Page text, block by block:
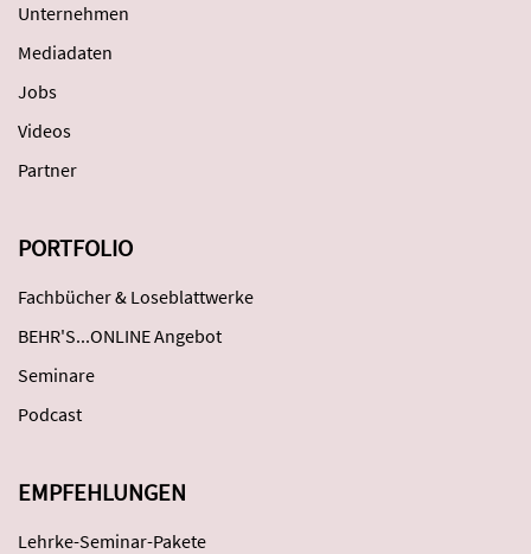
Unternehmen
Mediadaten
Jobs
Videos
Partner
PORTFOLIO
Fachbücher & Loseblattwerke
BEHR'S...ONLINE Angebot
Seminare
Podcast
EMPFEHLUNGEN
Lehrke-Seminar-Pakete